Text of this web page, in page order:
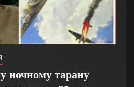
ночному тарану